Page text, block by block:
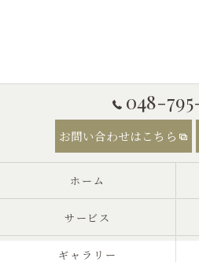
048-
お問い合わせはこちら
ホーム
サービス
ギャラリー